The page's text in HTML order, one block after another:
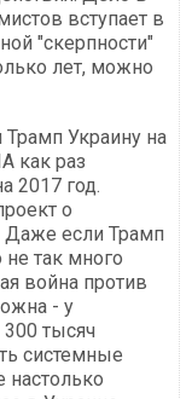
вступает в
"скерпности"
лет, можно
Украину на
как раз
2017 год.
о
Даже если Трамп
не так много
война против
- у
тысяч
системные